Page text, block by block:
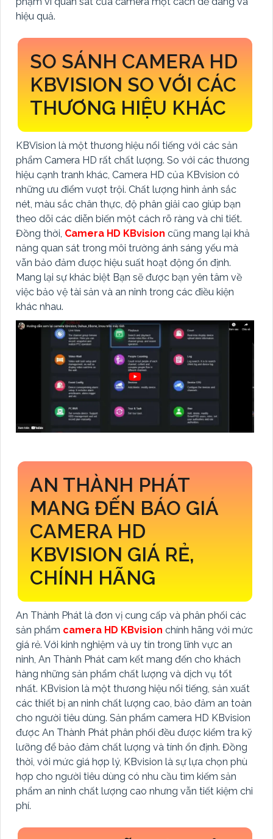
hiệu quả.
SO SÁNH CAMERA HD
KBVISION SO VỚI CÁC
THƯƠNG HIỆU KHÁC
KBVision là một thương hiệu nổi tiếng với các sản
phẩm Camera HD rất chất lượng. So với các thương
hiệu cạnh tranh khác, Camera HD của KBvision có
những ưu điểm vượt trội. Chất lượng hình ảnh sắc
nét, màu sắc chân thực, độ phân giải cao giúp bạn
theo dõi các diễn biến một cách rõ ràng và chi tiết.
Đồng thời, Camera HD KBvision cũng mang lại khả
năng quan sát trong môi trường ánh sáng yếu mà
vẫn bảo đảm được hiệu suất hoạt động ổn định.
Mang lại sự khác biệt Bạn sẽ được bạn yên tâm về
việc bảo vệ tài sản và an ninh trong các điều kiện
khác nhau.
AN THÀNH PHÁT
MANG ĐẾN BÁO GIÁ
CAMERA HD
KBVISION GIÁ RẺ,
CHÍNH HÃNG
An Thành Phát là đơn vị cung cấp và phân phối các
sản phẩm camera HD KBvision chính hãng với mức
giá rẻ. Với kinh nghiệm và uy tín trong lĩnh vực an
ninh, An Thành Phát cam kết mang đến cho khách
hàng những sản phẩm chất lượng và dịch vụ tốt
nhất. KBvision là một thương hiệu nổi tiếng, sản xuất
các thiết bị an ninh chất lượng cao, bảo đảm an toàn
cho người tiêu dùng. Sản phẩm camera HD KBvision
được An Thành Phát phân phối đều được kiểm tra kỹ
lưỡng để bảo đảm chất lượng và tính ổn định. Đồng
thời, với mức giá hợp lý, KBvision là sự lựa chọn phù
hợp cho người tiêu dùng có nhu cầu tìm kiếm sản
phẩm an ninh chất lượng cao nhưng vẫn tiết kiệm chi
phí.